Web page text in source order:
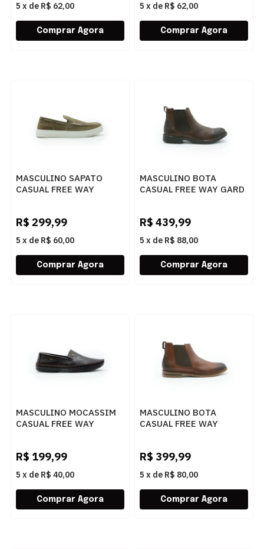
5 x de R$ 62,00 5 x de R$ 62,00
MASCULINO SAPATO
CASUAL FREE WAY
R$ 299,99
5 x de R$ 60,00
MASCULINO BOTA
CASUAL FREE WAY GARD
R$ 439,99
5 x de R$ 88,00
MASCULINO MOCASSIM
CASUAL FREE WAY
R$ 199,99
5 x de R$ 40,00
MASCULINO BOTA
CASUAL FREE WAY
R$ 399,99
5 x de R$ 80,00